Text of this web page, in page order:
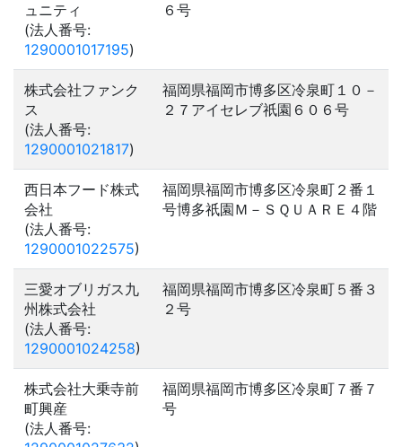
ュニティ
(法人番号:
1290001017195)
６号
株式会社ファンク
ス
(法人番号:
1290001021817)
福岡県福岡市博多区冷泉町１０－
２７アイセレブ祇園６０６号
西日本フード株式
会社
(法人番号:
1290001022575)
福岡県福岡市博多区冷泉町２番１
号博多祇園Ｍ－ＳＱＵＡＲＥ４階
三愛オブリガス九
州株式会社
(法人番号:
1290001024258)
福岡県福岡市博多区冷泉町５番３
２号
株式会社大乗寺前
町興産
(法人番号:
福岡県福岡市博多区冷泉町７番７
号